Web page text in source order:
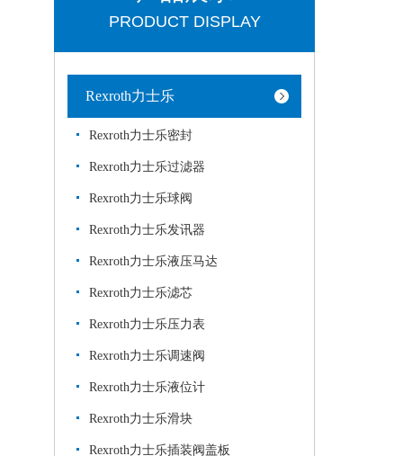
PRODUCT DISPLAY
Rexroth力士乐
Rexroth力士乐密封
Rexroth力士乐过滤器
Rexroth力士乐球阀
Rexroth力士乐发讯器
Rexroth力士乐液压马达
Rexroth力士乐滤芯
Rexroth力士乐压力表
Rexroth力士乐调速阀
Rexroth力士乐液位计
Rexroth力士乐滑块
Rexroth力士乐插装阀盖板